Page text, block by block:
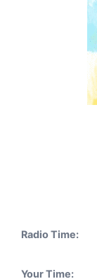
Radio Time:
Your Time: